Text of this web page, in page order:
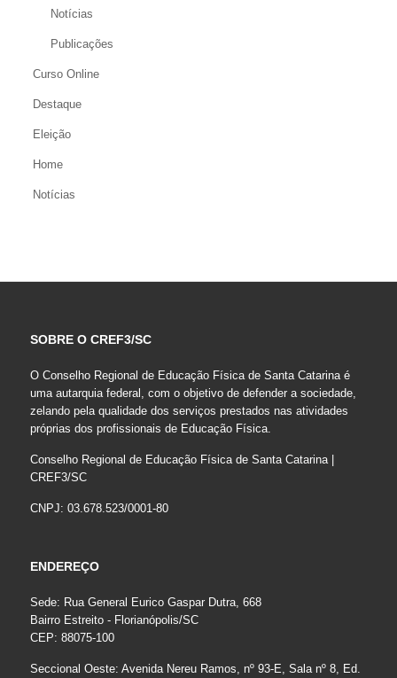
Notícias
Publicações
Curso Online
Destaque
Eleição
Home
Notícias
SOBRE O CREF3/SC
O Conselho Regional de Educação Física de Santa Catarina é
uma autarquia federal, com o objetivo de defender a sociedade,
zelando pela qualidade dos serviços prestados nas atividades
próprias dos profissionais de Educação Física.
Conselho Regional de Educação Física de Santa Catarina |
CREF3/SC
CNPJ: 03.678.523/0001-80
ENDEREÇO
Sede: Rua General Eurico Gaspar Dutra, 668
Bairro Estreito - Florianópolis/SC
CEP: 88075-100
Seccional Oeste: Avenida Nereu Ramos, nº 93-E, Sala nº 8, Ed.